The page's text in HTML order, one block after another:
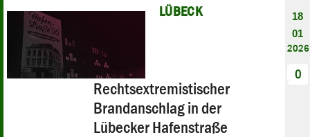
DEBATTE
PANORAMA
LÜBECK
Rechtsextremistischer
Brandanschlag in der
Lübecker Hafenstraße
18
01
2026
0